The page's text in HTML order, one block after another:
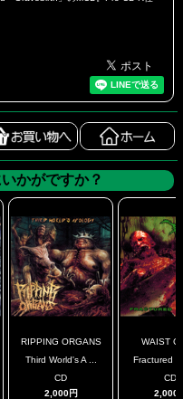
かがですか？
RIPPING ORGANS
Third World's A ...
CD
2,000円
WAIST
Fractured
CD
2,000